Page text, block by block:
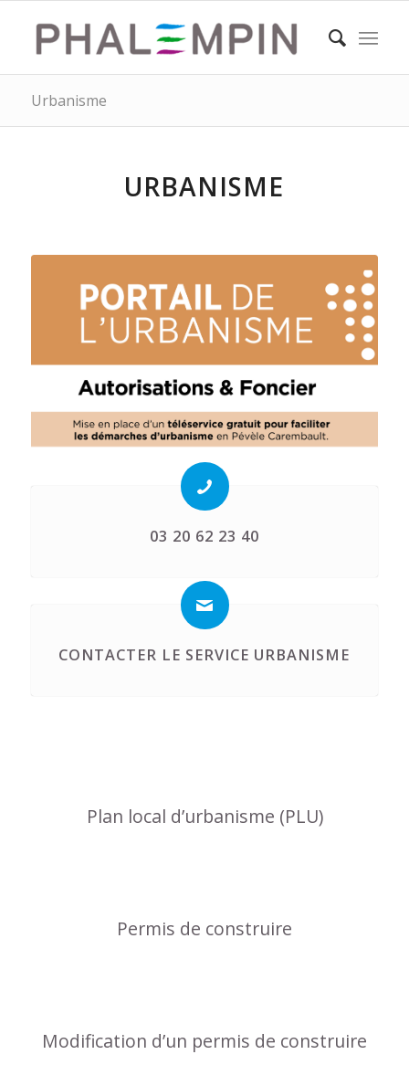
Urbanisme
URBANISME
03 20 62 23 40
CONTACTER LE SERVICE URBANISME
Plan local d’urbanisme (PLU)
Permis de construire
Modification d’un permis de construire